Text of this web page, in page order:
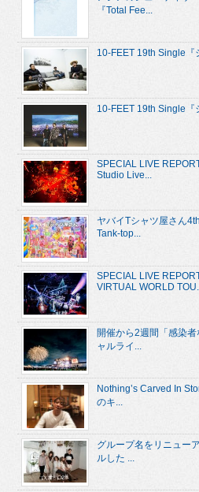
『Total Fee...
10-FEET 19th Single『
10-FEET 19th Single『
SPECIAL LIVE
Studio Live...
ヤバイTシャツ屋さん
Tank-top...
SPECIAL LIVE
VIRTUAL WORLD
開催から2週間「感染
ャルライ...
Nothing’s Carved In
のキ...
グループ名をリニュー
ルした ...